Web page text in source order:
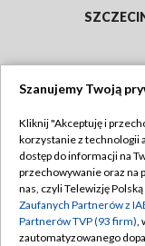
Abonament TVP
Emisja w TVP
Centrum
Szanujemy Twoją
Kliknij "Akceptuję i
korzystanie z technologii
dostęp do informacji na
przechowywanie oraz na
nas, czyli Telewizję
Zaufanych Partnerów z
Partnerów TVP (93 firm),
zautomatyzowanego